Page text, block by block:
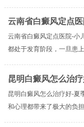
云南省白癜风定点
云南省白癜风定点医院-小
都处于发育阶段，一旦患上
昆明白癜风怎么治
昆明白癜风怎么治疗好-夏
和心理都带来了极大的负担